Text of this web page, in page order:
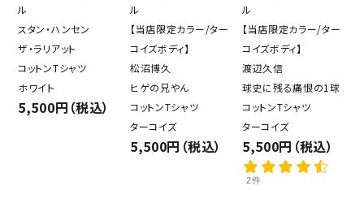
ル
スタン・ハンセン
ザ・ラリアット
コットンTシャツ
ホワイト
5,500円（税込）
ル
【当店限定カラー/ター
コイズボディ】
松沼博久
ヒゲの兄やん
コットンTシャツ
ターコイズ
5,500円（税込）
ル
【当店限定カラー/ター
コイズボディ】
渡辺久信
球史に残る痛恨の1球
コットンTシャツ
ターコイズ
5,500円（税込）
2件